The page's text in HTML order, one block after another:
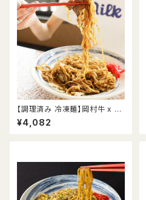
【調理済み 冷凍麺】岡村牛 x さ
のめん金麺 スペシャルコラボ 富
士宮焼きそば 3食
¥4,082